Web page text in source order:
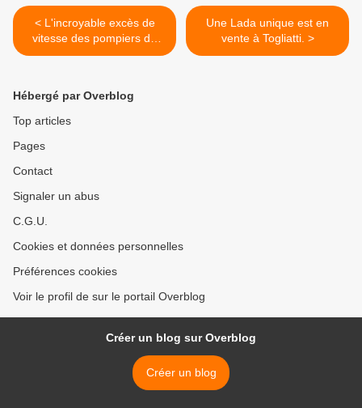
< L'incroyable excès de
vitesse des pompiers de
Togliatti !
Une Lada unique est en
vente à Togliatti. >
Hébergé par Overblog
Top articles
Pages
Contact
Signaler un abus
C.G.U.
Cookies et données personnelles
Préférences cookies
Voir le profil de sur le portail Overblog
Créer un blog sur Overblog
Créer un blog